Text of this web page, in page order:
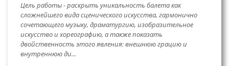
Цель работы - раскрыть уникальность балета как
сложнейшего вида сценического искусства, гармонично
сочетающего музыку, драматургию, изобразительное
искусство и хореографию, а также показать
двойственность этого явления: внешнюю грацию и
внутреннюю ди...